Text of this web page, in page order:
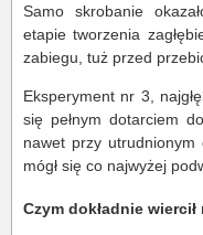
Samo skrobanie
etapie tworzenia
zabiegu, tuż przed
Eksperyment nr 3,
się pełnym dotarciem
nawet przy
mógł się co najwyżej
Czym dokładnie